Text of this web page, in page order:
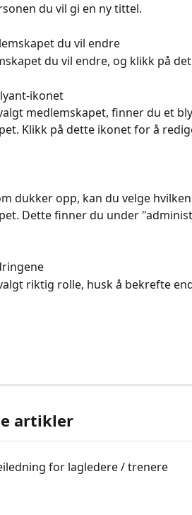
du vil gi en ny tittel.
du vil endre
du vil endre, og klikk på
ikonet
medlemskapet, finner du et
Klikk på dette ikonet for å
dukker opp, kan du velge
Dette finner du under
riktig rolle, husk å bekrefte
artikler
for lagledere / trenere